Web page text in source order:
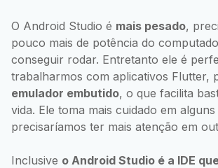
O Android Studio é mais pesado,
pouco mais de potência do
conseguir rodar. Entretanto ele é
trabalharmos com aplicativos Flutter,
emulador embutido, o que facilita
vida. Ele toma mais cuidado em
precisaríamos ter mais atenção em
Inclusive o Android Studio é a IDE